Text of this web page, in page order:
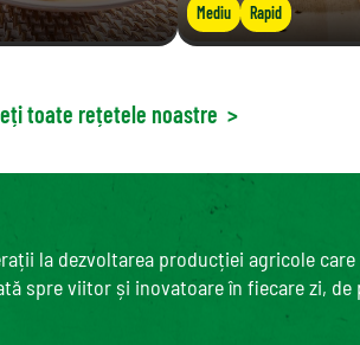
Mediu Rapid
toate rețetele noastre >
la dezvoltarea producției agricole
spre viitor și inovatoare în fiecare zi, de